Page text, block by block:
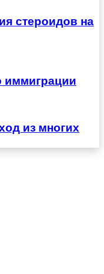
стероидов на
иммиграции
из многих